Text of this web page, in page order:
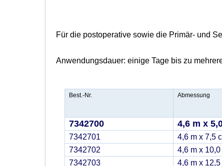
Für die postoperative sowie die Primär- und
Anwendungsdauer: einige Tage bis zu
Best.-Nr. Abmessung
7342700 4,6 m x
7342701 4,6 m x 7,5
7342702
4,6 m x 10,0
7342703
4,6 m x 12,5